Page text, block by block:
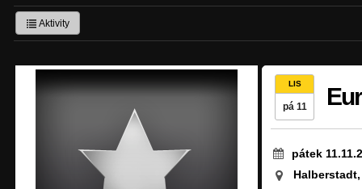
Aktivity
LIS
pá 11
pátek